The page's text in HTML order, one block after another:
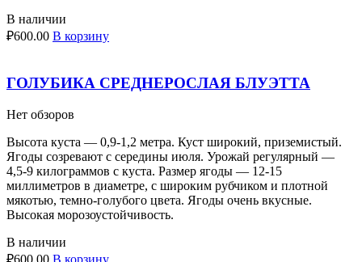
В наличии
₽600.00 В корзину
ГОЛУБИКА СРЕДНЕРОСЛАЯ БЛУЭТТА
Нет обзоров
Высота куста — 0,9-1,2 метра. Куст широкий, приземистый.
Ягоды созревают с середины июля. Урожай регулярный —
4,5-9 килограммов с куста. Размер ягоды — 12-15
миллиметров в диаметре, с широким рубчиком и плотной
мякотью, темно-голубого цвета. Ягоды очень вкусные.
Высокая морозоустойчивость.
В наличии
₽600.00 В корзину